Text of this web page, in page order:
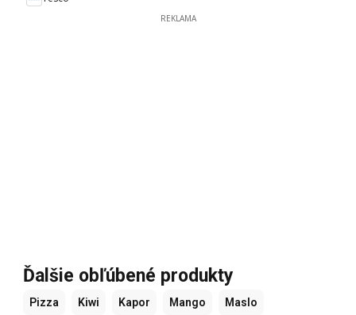
REKLAMA
Ďalšie obľúbené produkty
Pizza Kiwi Kapor Mango Maslo